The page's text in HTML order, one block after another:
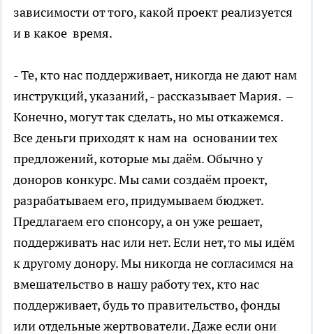
зависимости от того, какой проект реализуется
и в какое время.
- Те, кто нас поддерживает, никогда не дают нам
инструкций, указаний, - рассказывает Мария. –
Конечно, могут так сделать, но мы откажемся.
Все деньги приходят к нам на основании тех
предложений, которые мы даём. Обычно у
доноров конкурс. Мы сами создаём проект,
разрабатываем его, придумываем бюджет.
Предлагаем его спонсору, а он уже решает,
поддерживать нас или нет. Если нет, то мы идём
к другому донору. Мы никогда не согласимся на
вмешательство в нашу работу тех, кто нас
поддерживает, будь то правительство, фонды
или отдельные жертвователи. Даже если они